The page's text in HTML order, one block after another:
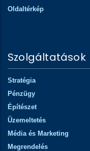
Oldaltérkép
Szolgáltatások
Stratégia
Pénzügy
Építészet
Üzemeltetés
Média és Marketing
Megrendelés